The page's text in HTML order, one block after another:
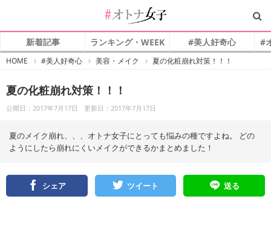
新着記事 ランキング・WEEK #美人好奇心 #
HOME
女
子
#美人好奇心 美容・メイク 夏の化粧崩れ対策！！！
夏の化粧崩れ対策！！！
公開日：2017年7月17日 更新日：2017年7月17日
夏のメイク崩れ、、、オトナ女子にとっても悩みの種ですよね。 どの
ようにしたら崩れにくいメイクができるかまとめました！
シェア ツイート 送る